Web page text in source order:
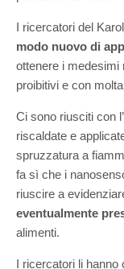
I ricercatori del
modo nuovo di
ottenere i
proibitivi e con
Ci sono riusciti con
riscaldate e
spruzzatura a
fa sì che i
riuscire a
eventualmente
alimenti.
I ricercatori li hanno